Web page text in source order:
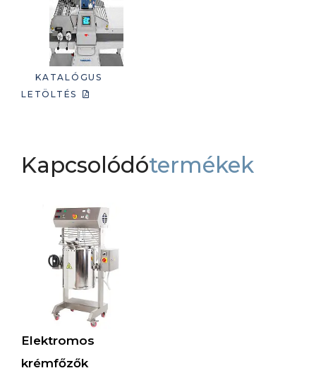
KATALÓGUS
LETÖLTÉS
Kapcsolódótermékek
Elektromos
krémfőzők